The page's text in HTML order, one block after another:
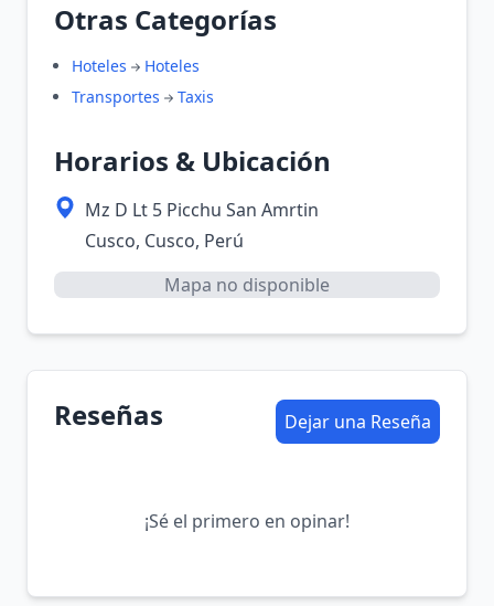
Otras Categorías
Hoteles
Hoteles
Transportes
Taxis
Horarios & Ubicación
Mz D Lt 5 Picchu San Amrtin
Cusco, Cusco, Perú
Mapa no disponible
Reseñas Dejar una Reseña
¡Sé el primero en opinar!